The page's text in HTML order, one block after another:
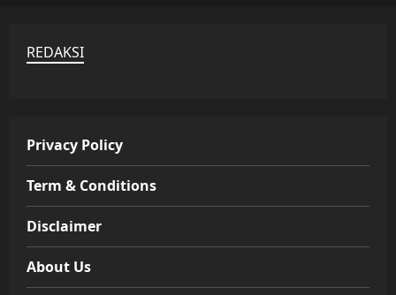
REDAKSI
Privacy Policy
Term & Conditions
Disclaimer
About Us